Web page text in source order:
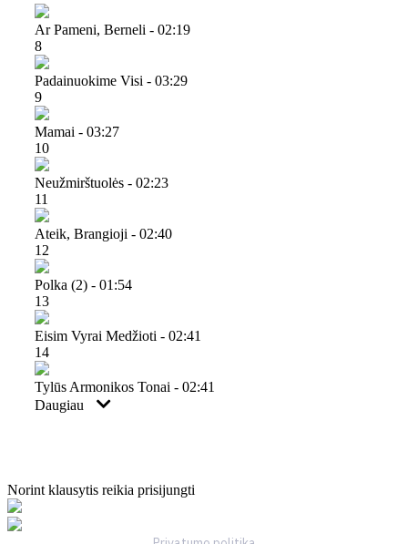
Ar Pameni, Berneli - 02:19
8
Padainuokime Visi - 03:29
9
Mamai - 03:27
10
Neužmirštuolės - 02:23
11
Ateik, Brangioji - 02:40
12
Polka (2) - 01:54
13
Eisim Vyrai Medžioti - 02:41
14
Tylūs Armonikos Tonai - 02:41
Daugiau
Norint klausytis reikia prisijungti